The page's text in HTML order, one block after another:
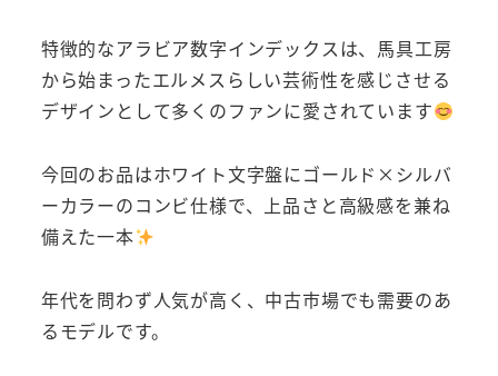
特徴的なアラビア数字インデックスは、馬具工房
から始まったエルメスらしい芸術性を感じさせる
デザインとして多くのファンに愛されています
今回のお品はホワイト文字盤にゴールド×シルバ
ーカラーのコンビ仕様で、上品さと高級感を兼ね
備えた一本
年代を問わず人気が高く、中古市場でも需要のあ
るモデルです。